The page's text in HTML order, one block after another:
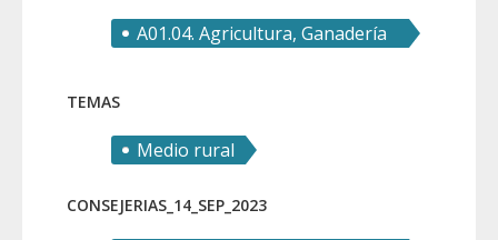
A01.04. Agricultura, Ganadería
TEMAS
Medio rural
CONSEJERIAS_14_SEP_2023